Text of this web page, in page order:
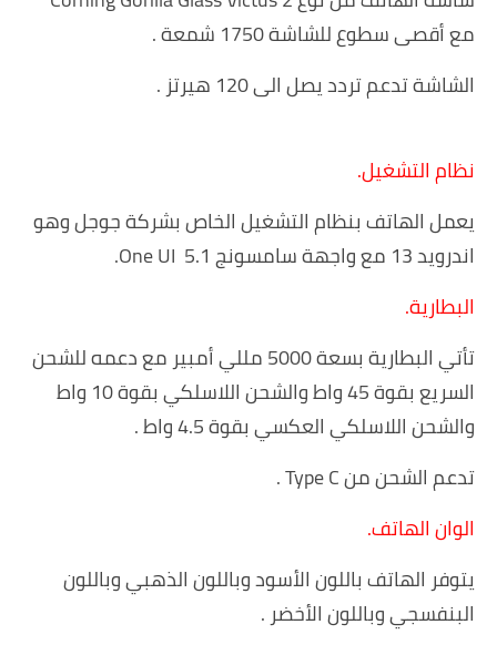
مع أقصى سطوع للشاشة 1750 شمعة .
الشاشة تدعمتردد يصل الى 120 هيرتز .
نظام التشغيل.
يعمل الهاتف بنظام التشغيل الخاص بشركة جوجل وهو
اندرويد 13 مع واجهة سامسونج One UI 5.1.
البطارية.
تأتي البطارية بسعة 5000 مللي أمبير مع دعمه للشحن
السريع بقوة 45 واط والشحن اللاسلكي بقوة 10 واط
والشحن اللاسلكي العكسي بقوة 4.5 واط .
تدعم الشحن من Type C .
الوان الهاتف.
يتوفر الهاتف باللون الأسود وباللون الذهبي وباللون
البنفسجي وباللون الأخضر .